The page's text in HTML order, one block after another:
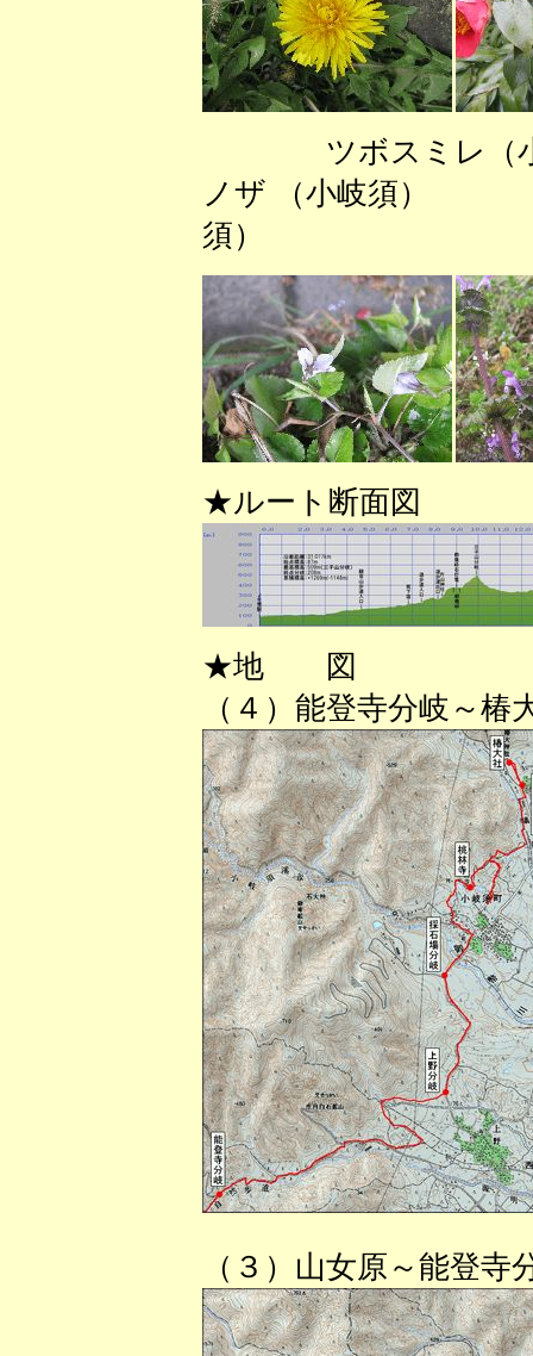
ツボスミレ
ノザ （小岐須）
須）
★ルート断面図
★地 図
（４）能登寺分岐～椿
（３）山女原～能登寺